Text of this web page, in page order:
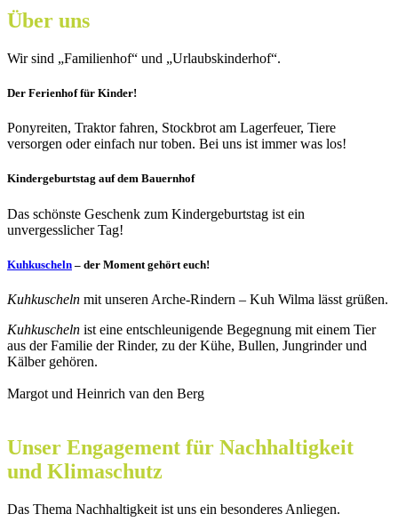
Über uns
Wir sind „Familienhof“ und „Urlaubskinderhof“.
Der Ferienhof für Kinder!
Ponyreiten, Traktor fahren, Stockbrot am Lagerfeuer, Tiere
versorgen oder einfach nur toben. Bei uns ist immer was los!
Kindergeburtstag auf dem Bauernhof
Das schönste Geschenk zum Kindergeburtstag ist ein
unvergesslicher Tag!
Kuhkuscheln – der Moment gehört euch!
Kuhkuscheln mit unseren Arche-Rindern – Kuh Wilma lässt grüßen.
Kuhkuscheln ist eine entschleunigende Begegnung mit einem Tier
aus der Familie der Rinder, zu der Kühe, Bullen, Jungrinder und
Kälber gehören.
Margot und Heinrich van den Berg
Unser Engagement für Nachhaltigkeit
und Klimaschutz
Das Thema Nachhaltigkeit ist uns ein besonderes Anliegen.